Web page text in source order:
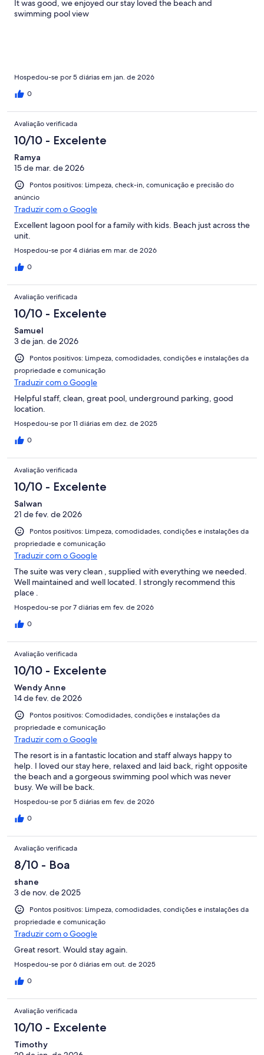
It was good, we enjoyed our stay loved the beach and
swimming pool view
Hospedou-se por 5 diárias em jan. de 2026
0
Avaliação verificada
10/10 - Excelente
Ramya
15 de mar. de 2026
Pontos positivos: Limpeza, check-in, comunicação e precisão do
anúncio
Traduzir com o Google
Excellent lagoon pool for a family with kids. Beach just across the
unit.
Hospedou-se por 4 diárias em mar. de 2026
0
Avaliação verificada
10/10 - Excelente
Samuel
3 de jan. de 2026
Pontos positivos: Limpeza, comodidades, condições e instalações da
propriedade e comunicação
Traduzir com o Google
Helpful staff, clean, great pool, underground parking, good
location.
Hospedou-se por 11 diárias em dez. de 2025
0
Avaliação verificada
10/10 - Excelente
Salwan
21 de fev. de 2026
Pontos positivos: Limpeza, comodidades, condições e instalações da
propriedade e comunicação
Traduzir com o Google
The suite was very clean , supplied with everything we needed.
Well maintained and well located. I strongly recommend this
place .
Hospedou-se por 7 diárias em fev. de 2026
0
Avaliação verificada
10/10 - Excelente
Wendy Anne
14 de fev. de 2026
Pontos positivos: Comodidades, condições e instalações da
propriedade e comunicação
Traduzir com o Google
The resort is in a fantastic location and staff always happy to
help. I loved our stay here, relaxed and laid back, right opposite
the beach and a gorgeous swimming pool which was never
busy. We will be back.
Hospedou-se por 5 diárias em fev. de 2026
0
Avaliação verificada
8/10 - Boa
shane
3 de nov. de 2025
Pontos positivos: Limpeza, comodidades, condições e instalações da
propriedade e comunicação
Traduzir com o Google
Great resort. Would stay again.
Hospedou-se por 6 diárias em out. de 2025
0
Avaliação verificada
10/10 - Excelente
Timothy